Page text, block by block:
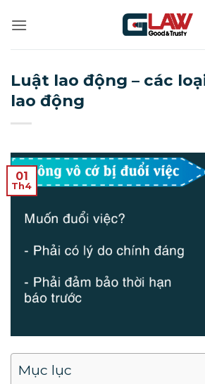
qua
Luật lao động – các
lao động
01
Th4
Mục lục